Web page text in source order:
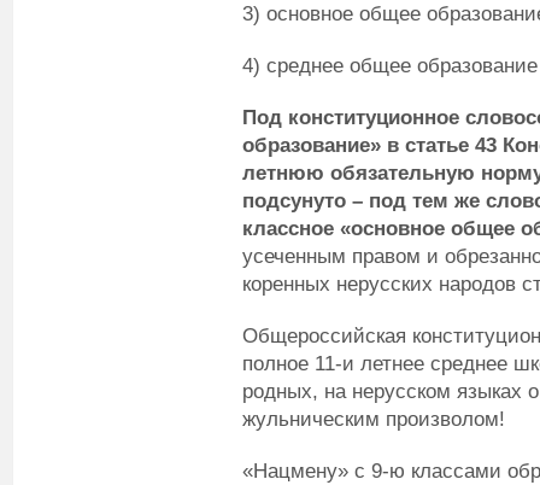
3) основное общее
4) среднее общее
Под конституционное
образование» в статье 43
летнюю обязательную
подсунуто – под тем же
классное «основное общее
усеченным правом и
коренных нерусских народов
Общероссийская
полное 11-и летнее среднее
родных, на нерусском языках
жульническим произволом!
«Нацмену» с 9-ю классами